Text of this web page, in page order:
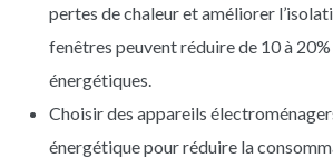
pertes de chaleur et améliorer
fenêtres peuvent réduire de 10 à 20%
énergétiques.
Choisir des appareils
énergétique pour réduire la